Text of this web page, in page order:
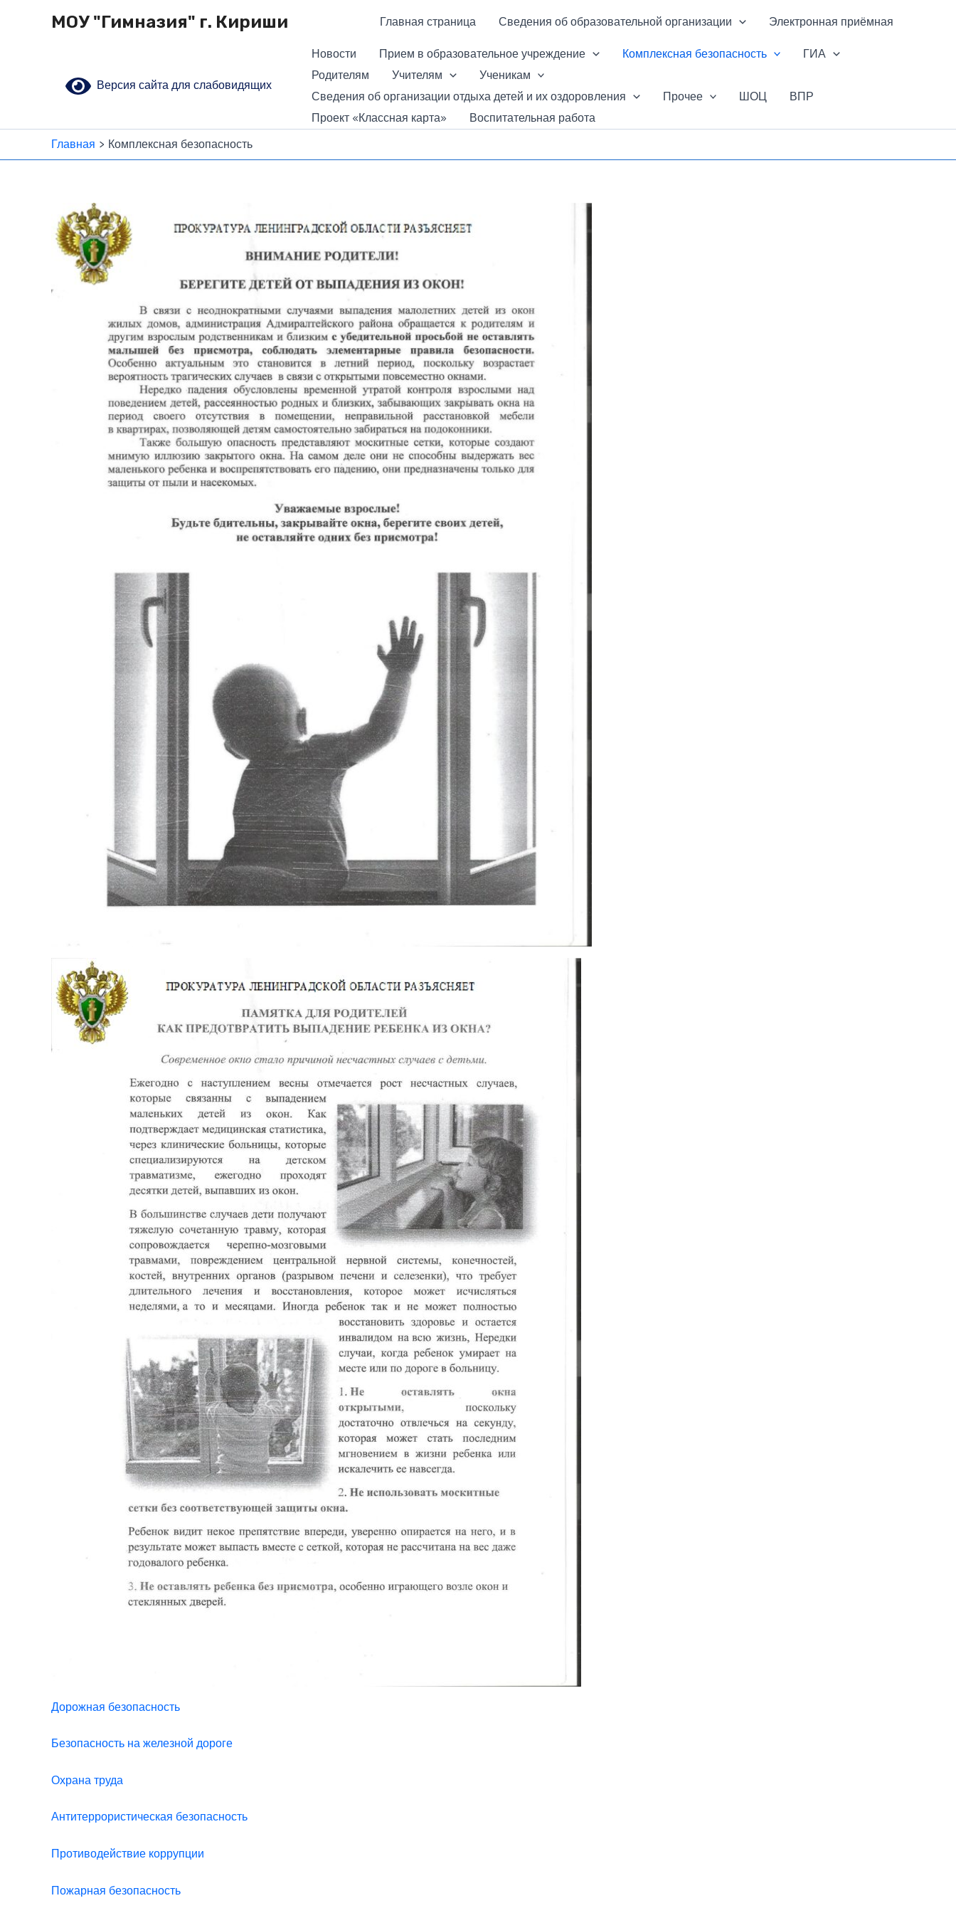
МОУ "Гимназия" г. Кириши Главная страница Сведения об образовательной организации Электронная приёмная
Версия сайта для слабовидящих
Новости Прием в образовательное учреждение Комплексная безопасность
ГИА
Родителям
Учителям
Ученикам
Сведения об организации отдыха детей и их оздоровления
Прочее ШОЦ
ВПР
Проект «Классная карта»
Воспитательная работа
Главная
Комплексная безопасность
Дорожная безопасность
Безопасность на железной дороге
Охрана труда
Антитеррористическая безопасность
Противодействие коррупции
Пожарная безопасность